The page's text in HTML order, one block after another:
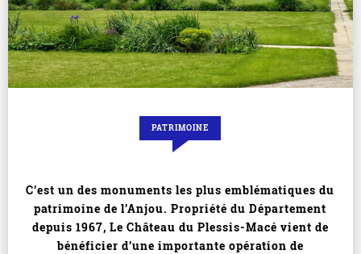
PATRIMOINE
C’est un des monuments les plus emblématiques du
patrimoine de l’Anjou. Propriété du Département
depuis 1967, Le Château du Plessis-Macé vient de
bénéficier d’une importante opération de